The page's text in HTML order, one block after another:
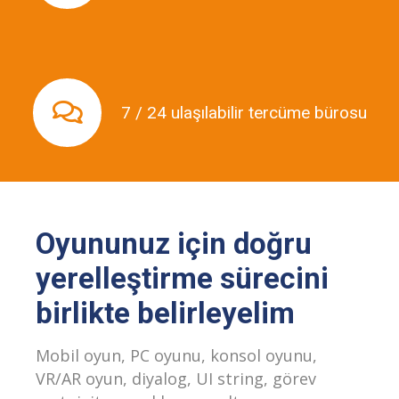
7 / 24 ulaşılabilir tercüme bürosu
büromuza ve projelerinize dilediğiniz zaman
Oyununuz için doğru
yerelleştirme sürecini
birlikte belirleyelim
Mobil oyun, PC oyunu, konsol oyunu,
VR/AR oyun, diyalog, UI string, görev